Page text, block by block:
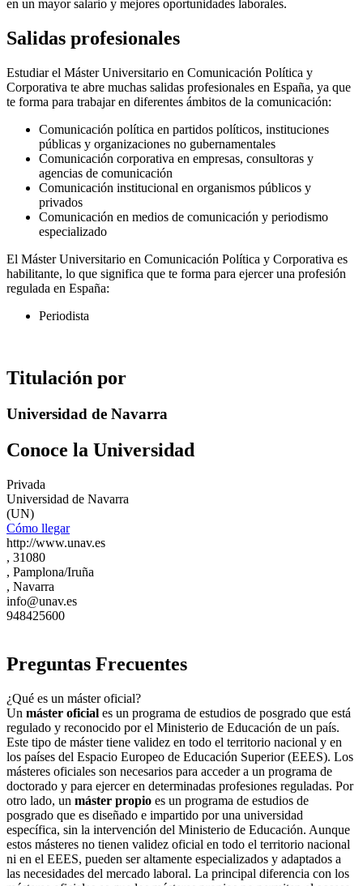
en un mayor salario y mejores oportunidades laborales.
Salidas profesionales
Estudiar el Máster Universitario en Comunicación Política y
Corporativa te abre muchas salidas profesionales en España, ya que
te forma para trabajar en diferentes ámbitos de la comunicación:
Comunicación política en partidos políticos, instituciones
públicas y organizaciones no gubernamentales
Comunicación corporativa en empresas, consultoras y
agencias de comunicación
Comunicación institucional en organismos públicos y
privados
Comunicación en medios de comunicación y periodismo
especializado
El Máster Universitario en Comunicación Política y Corporativa es
habilitante, lo que significa que te forma para ejercer una profesión
regulada en España:
Periodista
Titulación por
Universidad de Navarra
Conoce la Universidad
Privada
Universidad de Navarra
(UN)
Cómo llegar
http://www.unav.es
, 31080
, Pamplona/Iruña
, Navarra
info@unav.es
948425600
Preguntas Frecuentes
¿Qué es un máster oficial?
Un máster oficial es un programa de estudios de posgrado que está
regulado y reconocido por el Ministerio de Educación de un país.
Este tipo de máster tiene validez en todo el territorio nacional y en
los países del Espacio Europeo de Educación Superior (EEES). Los
másteres oficiales son necesarios para acceder a un programa de
doctorado y para ejercer en determinadas profesiones reguladas. Por
otro lado, un máster propio es un programa de estudios de
posgrado que es diseñado e impartido por una universidad
específica, sin la intervención del Ministerio de Educación. Aunque
estos másteres no tienen validez oficial en todo el territorio nacional
ni en el EEES, pueden ser altamente especializados y adaptados a
las necesidades del mercado laboral. La principal diferencia con los